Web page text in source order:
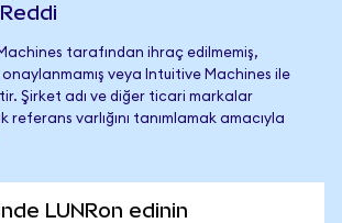
tarafından ihraç edilmemiş,
veya Intuitive Machines ile
Şirket adı ve diğer ticari markalar
referans varlığını tanımlamak amacıyla
LUNRon edinin